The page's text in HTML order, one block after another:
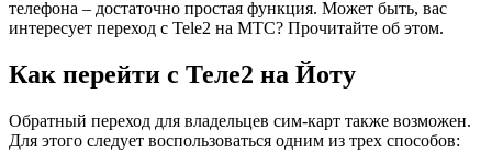
телефона – достаточно простая функция. Может быть, вас
интересует переход с Tele2 на МТС? Прочитайте об этом.
Как перейти с Теле2 на Йоту
Обратный переход для владельцев сим-карт также возможен.
Для этого следует воспользоваться одним из трех способов: